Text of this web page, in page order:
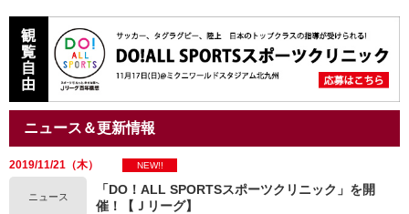
ニュース＆更新情報
2019/11/21（木） NEW!!
ニュース
「DO！ALL SPORTSスポーツクリニック」を開
催！【Ｊリーグ】